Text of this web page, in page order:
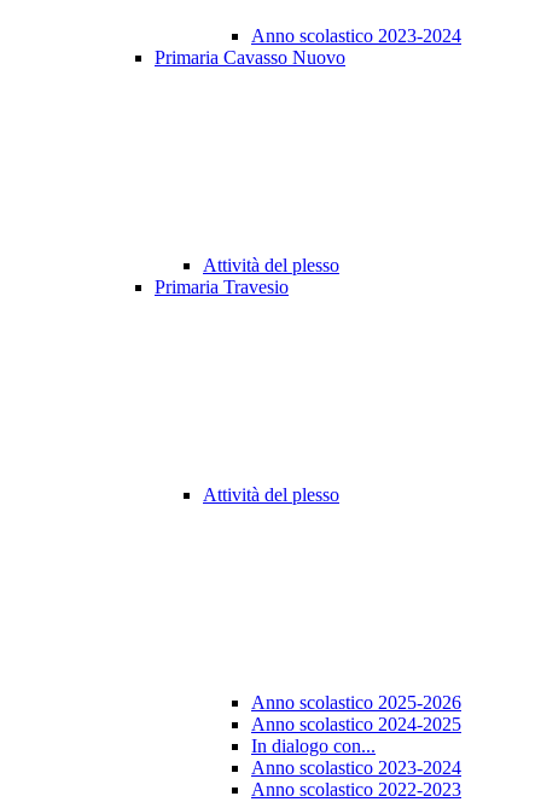
Anno scolastico 2023-2024
Primaria Cavasso Nuovo
Attività del plesso
Primaria Travesio
Attività del plesso
Anno scolastico 2025-2026
Anno scolastico 2024-2025
In dialogo con...
Anno scolastico 2023-2024
Anno scolastico 2022-2023